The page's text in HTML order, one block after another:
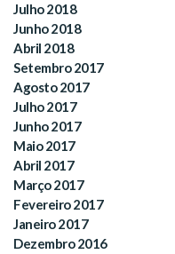
Julho 2018
Junho 2018
Abril 2018
Setembro 2017
Agosto 2017
Julho 2017
Junho 2017
Maio 2017
Abril 2017
Março 2017
Fevereiro 2017
Janeiro 2017
Dezembro 2016